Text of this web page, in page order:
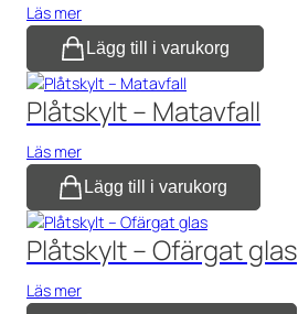
Läs mer
Lägg till i varukorg
Plåtskylt – Matavfall
Läs mer
Lägg till i varukorg
Plåtskylt – Ofärgat glas
Läs mer